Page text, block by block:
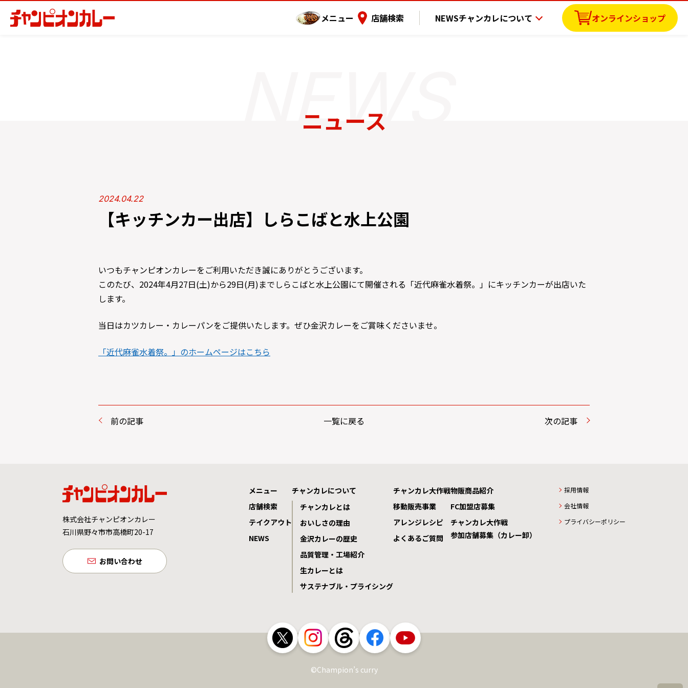
メニュー 店舗検索 NEWSチャンカレについて オンラインショップ
ニュース
2024.04.22
【キッチンカー出店】しらこばと水上公園
いつもチャンピオンカレーをご利用いただき誠にありがとうございます。
このたび、2024年4月27日(土)から29日(月)までしらこばと水上公園にて開催される「近代麻雀水着祭。」にキッチンカーが出店いた
します。
当日はカツカレー・カレーパンをご提供いたします。ぜひ金沢カレーをご賞味くださいませ。
「近代麻雀水着祭。」のホームページはこちら
前の記事 一覧に戻る 次の記事
株式会社チャンピオンカレー
石川県野々市市高橋町20-17
お問い合わせ
メニュー
店舗検索
テイクアウト
NEWS
チャンカレについて
チャンカレとは
おいしさの理由
金沢カレーの歴史
品質管理・工場紹介
生カレーとは
サステナブル・プライシング
チャンカレ大作戦
移動販売事業
アレンジレシピ
よくあるご質問
物販商品紹介
FC加盟店募集
チャンカレ大作戦
参加店舗募集（カレー卸）
採用情報
会社情報
プライバシーポリシー
©Champion’s curry